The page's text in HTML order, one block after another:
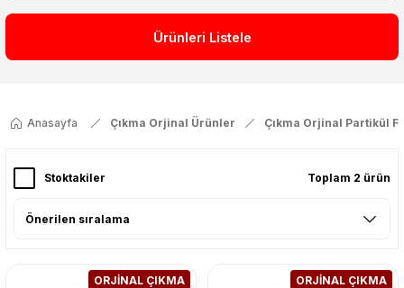
Ürünleri Listele
Anasayfa Çıkma Orjinal Ürünler Çıkma Orjinal Partikül
Stoktakiler Toplam 2 ürün
ORJİNAL ÇIKMA ORJİNAL ÇIKMA